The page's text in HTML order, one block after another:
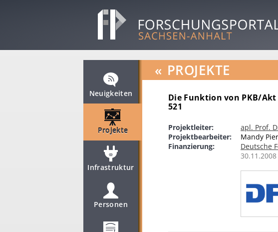
Neuigkeiten
Projekte
Infrastruktur
Personen
« PROJEKTE
Die Funktion von PKB/
521
Projektleiter:
apl. Prof.
Projektbearbeiter:
Mandy
Finanzierung:
Deutsche
30.11.2008